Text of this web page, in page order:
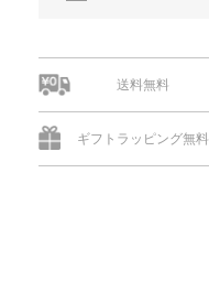
送料無料
ギフトラッピング無料